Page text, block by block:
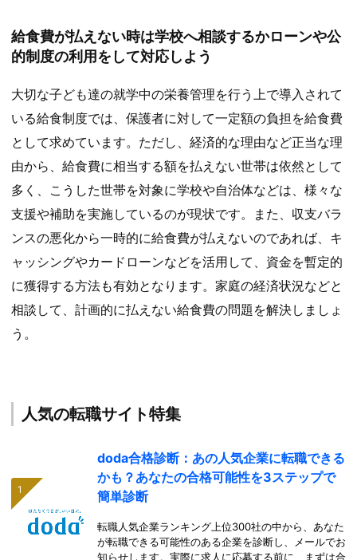
給食費が払えない時は学校へ相談するかローンや公
的制度の利用をして対応しよう
大切な子ども達の就学中の栄養管理を行う上で導入されて
いる給食制度では、保護者に対して一定額の負担を給食費
として求めています。ただし、経済的な理由など正当な理
由から、給食費に相当する額を払えない世帯は依然として
多く、こうした世帯を対象に学校や自治体などは、様々な
支援や補助を実施しているのが現状です。また、収支バラ
ンスの悪化から一時的に給食費が払えないのであれば、キ
ャッシングやカードローンなどを活用して、資金を暫定的
に獲得する方法も有効となります。家庭の経済状況などと
相談して、計画的に払えない給食費の問題を解決しましょ
う。
人気の転職サイト特集
doda合格診断：あの人気企業に転職できる
かも？あなたの合格可能性を3ステップで
簡単診断
転職人気企業ランキング上位300社の中から、あなた
が転職できる可能性のある企業を診断し、メールでお
知らせします。実際に求人に応募する前に、まずは合